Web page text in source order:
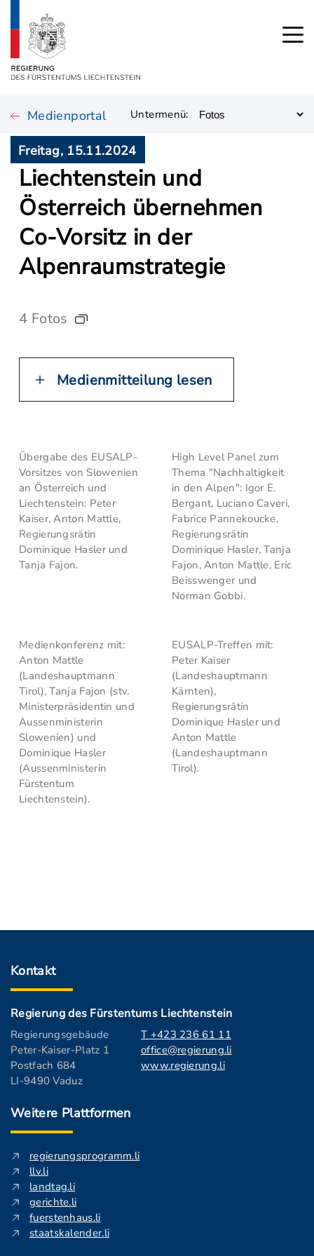
Medienportal Untermenü:
Freitag, 15.11.2024
Liechtenstein und
Österreich übernehmen
Co-Vorsitz in der
Alpenraumstrategie
4 Fotos
Medienmitteilung lesen
Übergabe des EUSALP-
Vorsitzes von Slowenien
an Österreich und
Liechtenstein: Peter
Kaiser, Anton Mattle,
Regierungsrätin
Dominique Hasler und
Tanja Fajon.
High Level Panel zum
Thema "Nachhaltigkeit
in den Alpen": Igor E.
Bergant, Luciano Caveri,
Fabrice Pannekoucke,
Regierungsrätin
Dominique Hasler, Tanja
Fajon, Anton Mattle, Eric
Beisswenger und
Norman Gobbi.
Medienkonferenz mit:
Anton Mattle
(Landeshauptmann
Tirol), Tanja Fajon (stv.
Ministerpräsidentin und
Aussenministerin
Slowenien) und
Dominique Hasler
(Aussenministerin
Fürstentum
Liechtenstein).
EUSALP-Treffen mit:
Peter Kaiser
(Landeshauptmann
Kärnten),
Regierungsrätin
Dominique Hasler und
Anton Mattle
(Landeshauptmann
Tirol).
Kontakt
Regierung des Fürstentums Liechtenstein
Regierungsgebäude
Peter-Kaiser-Platz 1
Postfach 684
LI-9490 Vaduz
T +423 236 61 11
office@regierung.li
www.regierung.li
Weitere Plattformen
regierungsprogramm.li
llv.li
landtag.li
gerichte.li
fuerstenhaus.li
staatskalender.li